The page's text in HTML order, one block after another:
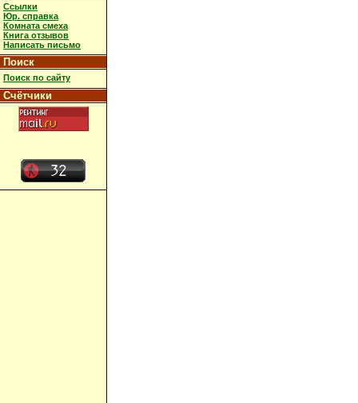
Ссылки
Юр. справка
Комната смеха
Книга отзывов
Написать письмо
Поиск
Поиск по сайту
Счётчики